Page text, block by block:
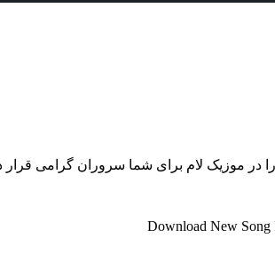
در موزیک لام برای شما سروران گرامی قرار
Download New Song